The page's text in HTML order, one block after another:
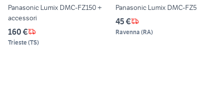
Panasonic Lumix DMC-FZ150 +
accessori
160 €
Trieste(TS)
Panasonic Lumix DMC-FZ5
45 €
Ravenna (RA)